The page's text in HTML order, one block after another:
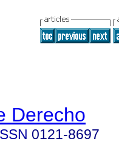
Derecho
0121-8697